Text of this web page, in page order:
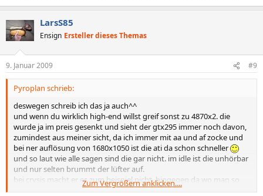
LarsS85
Ensign Ersteller dieses Themas
9. Januar 2009 #9
Pyroplan schrieb:
deswegen schreib ich das ja auch^^
und wenn du wirklich high-end willst greif sonst zu 4870x2. die
wurde ja im preis gesenkt und sieht der gtx295 immer noch davon,
zumindest aus meiner sicht, da ich immer mit aa und af zocke und
bei ner auflösung von 1680x1050 ist die ati da schon schneller
und so laut wie alle sagen sind die gar nicht. im idle ist die unhörbar
und nur selten brummt der lüfter auf.
bei crysis macht er es zum beispiel nicht. hingegen da wo man so
über 100fps hat schon^^ aber selbst dann ist es nicht allzu laut.
Zum Vergrößern anklicken....